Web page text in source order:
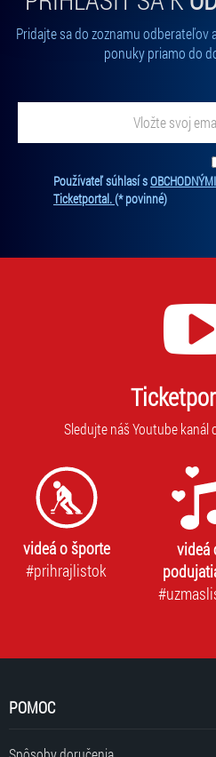
„Cookies a jejich nastavení“.
Pridajte sa do zoznamu odberateľov
ponuky priamo do
Používateľ súhlasí s
Ticketportal.(* povinné)
Sledujte náš Youtube kanál
videá o športe
#prihrajlistok
videá
POMOC